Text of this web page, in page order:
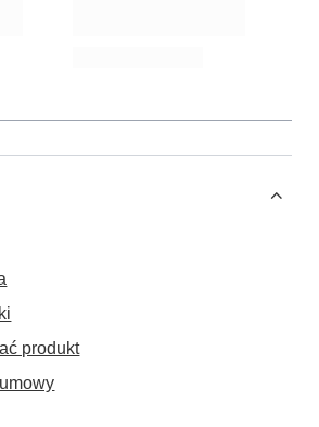
produkt